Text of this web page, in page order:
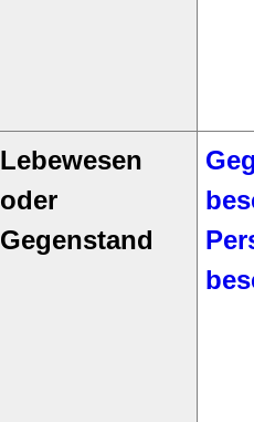
Lebewesen
oder
Gegenstand